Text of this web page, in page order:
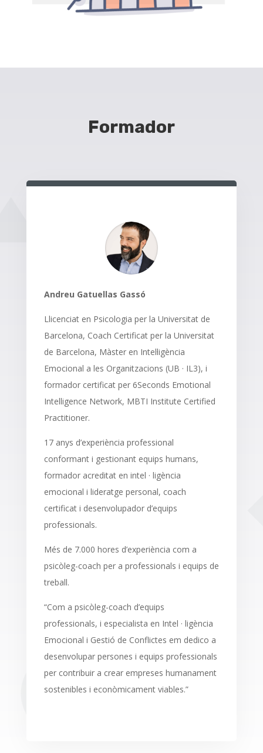
Formador
Andreu Gatuellas Gassó
Llicenciat en Psicologia per la Universitat de
Barcelona, Coach Certificat per la Universitat
de Barcelona, Màster en Intel·ligència
Emocional a les Organitzacions (UB · IL3), i
formador certificat per 6Seconds Emotional
Intelligence Network, MBTI Institute Certified
Practitioner.
17 anys d’experiència professional
conformant i gestionant equips humans,
formador acreditat en intel · ligència
emocional i lideratge personal, coach
certificat i desenvolupador d’equips
professionals.
Més de 7.000 hores d’experiència com a
psicòleg-coach per a professionals i equips de
treball.
“Com a psicòleg-coach d’equips
professionals, i especialista en Intel · ligència
Emocional i Gestió de Conflictes em dedico a
desenvolupar persones i equips professionals
per contribuir a crear empreses humanament
sostenibles i econòmicament viables.”